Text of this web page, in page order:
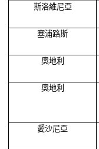
斯洛維尼亞
塞浦路斯
奧地利
奧地利
愛沙尼亞